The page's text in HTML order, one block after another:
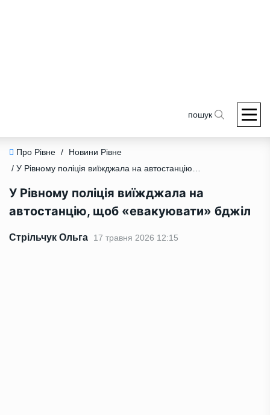
пошук
Про Рівне /
Новини Рівне
/ У Рівному поліція виїжджала на автостанцію, щоб «евакуювати» бджіл
У Рівному поліція виїжджала на
автостанцію, щоб «евакуювати» бджіл
Стрільчук Ольга 17 травня 2026 12:15